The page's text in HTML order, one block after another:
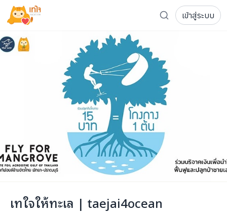
รู้จักเทใจ
โครงการ
เพจระดมทุน
เกี่ยวกับเรา
ความเคลื่อนไหว
เจ้าของโครงการ
ส่งโครงการ
FAQ เจ้าของโครงการ
ติดต่อเรา
เข้าสู่ระบบ
เทใจให้ทะเล | taejai4ocean